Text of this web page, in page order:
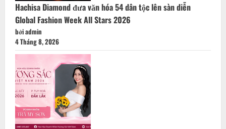
Hachisa Diamond đưa văn hóa 54 dân tộc lên sàn diễn
Global Fashion Week All Stars 2026
bởi admin
4 Tháng 8, 2026